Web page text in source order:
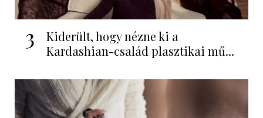
3
Kiderült, hogy nézne ki a
Kardashian-család plasztikai mű...